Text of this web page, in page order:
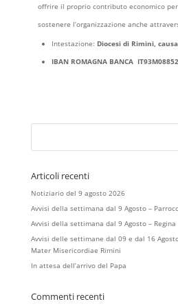
offrire il proprio contributo economico
sostenere l’organizzazione anche
Intestazione: Diocesi di Rimini,
IBAN ROMAGNA BANCA
Articoli recenti
Notiziario del 9 agosto 2026
Avvisi della settimana dal 9 Agosto –
Avvisi della settimana dal 9 Agosto – Regina
Avvisi delle settimane dal 09 e dal 16
Mater Misericordiae Rimini
In attesa dell’arrivo del Papa
Commenti recenti